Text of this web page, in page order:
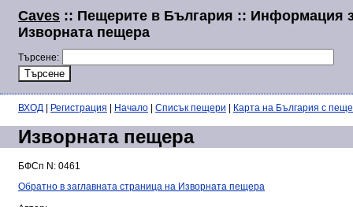
Caves :: Пещерите в България :: Информация
Изворната пещера
Търсене:
ВХОД Регистрация Начало Списък пещери Карта на България с
Изворната пещера
БФСп N: 0461
Обратно в заглавната страница на Изворната пещера